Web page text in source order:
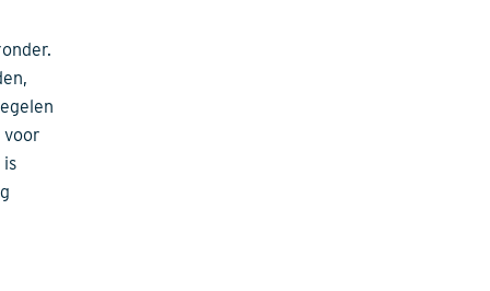
voor
is